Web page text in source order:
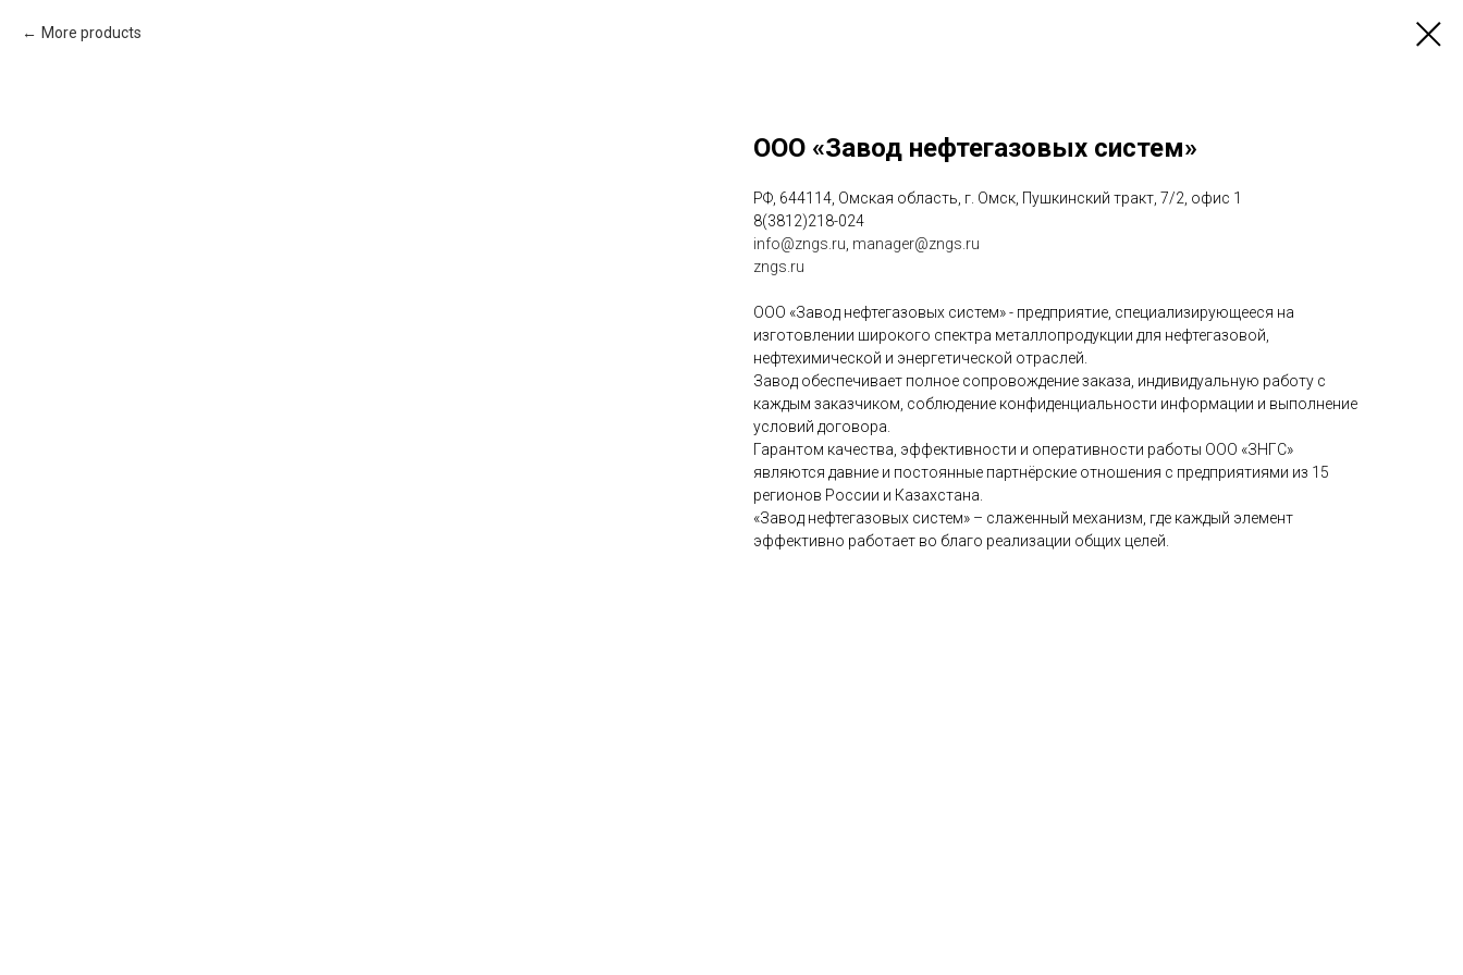
More products
ООО «Завод нефтегазовых систем»
РФ, 644114, Омская область, г. Омск, Пушкинский тракт, 7/2, офис 1
8(3812)218-024
info@zngs.ru manager@zngs.ru
zngs.ru
ООО «Завод нефтегазовых систем» - предприятие, специализирующееся на
изготовлении широкого спектра металлопродукции для нефтегазовой,
нефтехимической и энергетической отраслей.
Завод обеспечивает полное сопровождение заказа, индивидуальную работу с
каждым заказчиком, соблюдение конфиденциальности информации и выполнение
условий договора.
Гарантом качества, эффективности и оперативности работы ООО «ЗНГС»
являются давние и постоянные партнёрские отношения с предприятиями из 15
регионов России и Казахстана.
«Завод нефтегазовых систем» – слаженный механизм, где каждый элемент
эффективно работает во благо реализации общих целей.